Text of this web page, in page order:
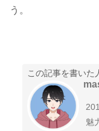
う。
この記事を書いた
魅